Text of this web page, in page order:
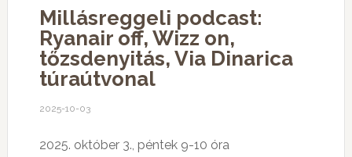
Millásreggeli podcast:
Ryanair off, Wizz on,
tőzsdenyitás, Via Dinarica
túraútvonal
2025-10-03
2025. október 3., péntek 9-10 óra